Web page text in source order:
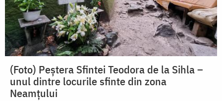
(Foto) Peștera Sfintei Teodora de la Sihla –
unul dintre locurile sfinte din zona
Neamțului